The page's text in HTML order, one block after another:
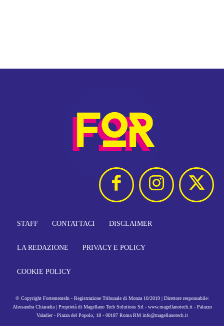
STAFF CONTATTACI DISCLAIMER
LA REDAZIONE PRIVACY E POLICY
COOKIE POLICY
© Copyright FortementeIn - Registrazione Tribunale di Monza 10/2019 | Direttore responsabile:
Alessandra Chiaradia | Proprietà di Magellano Tech Solutions Srl - www.magellanotech.it - Palazzo
Valadier - Piazza del Popolo, 18 - 00187 Roma RM info@magellanotech.it